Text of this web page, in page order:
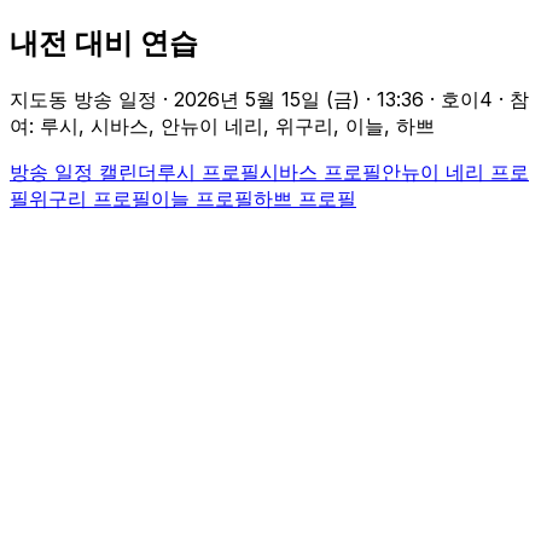
내전 대비 연습
지도동 방송 일정 · 2026년 5월 15일 (금) · 13:36 · 호이4 · 참
여: 루시, 시바스, 안뉴이 네리, 위구리, 이늘, 하쁘
방송 일정 캘린더루시 프로필시바스 프로필안뉴이 네리 프로
필위구리 프로필이늘 프로필하쁘 프로필